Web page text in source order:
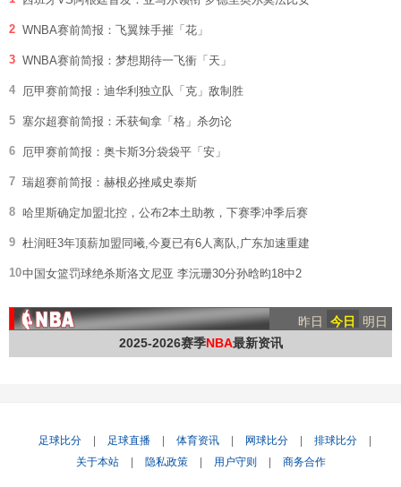
2 WNBA赛前简报：飞翼辣手摧「花」
3 WNBA赛前简报：梦想期待一飞衝「天」
4 厄甲赛前简报：迪华利独立队「克」敌制胜
5 塞尔超赛前简报：禾获甸拿「格」杀勿论
6 厄甲赛前简报：奥卡斯3分袋袋平「安」
7 瑞超赛前简报：赫根必挫咸史泰斯
8 哈里斯确定加盟北控，公布2本土助教，下赛季冲季后赛
9 杜润旺3年顶薪加盟同曦,今夏已有6人离队,广东加速重建
10中国女篮罚球绝杀斯洛文尼亚 李沅珊30分孙晗昀18中2
昨日 今日
明日
2025-2026赛季NBA最新资讯
足球比分 足球直播 体育资讯 网球比分 排球比分
关于本站
隐私政策 用户守则 商务合作